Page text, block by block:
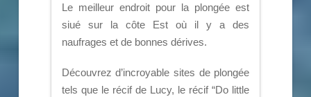
Le meilleur endroit pour la plongée est
siué sur la côte Est où il y a des
naufrages et de bonnes dérives.
Découvrez d’incroyable sites de plongée
tels que le récif de Lucy, le récif “Do little